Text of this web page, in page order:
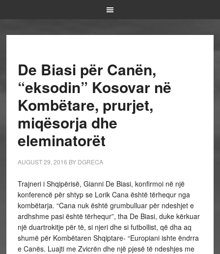
De Biasi për Canën,
“eksodin” Kosovar në
Kombëtare, prurjet,
miqësorja dhe
eleminatorët
AUGUST 29, 2016 BY DGRECA
Trajneri i Shqipërisë, Gianni De Biasi, konfirmoi në një
konferencë për shtyp se Lorik Cana është tërhequr nga
kombëtarja. “Cana nuk është grumbulluar për ndeshjet e
ardhshme pasi është tërhequr”, tha De Biasi, duke kërkuar
një duartrokitje për të, si njeri dhe si futbollist, që dha aq
shumë për Kombëtaren Shqiptare- “Europiani ishte ëndrra
e Canës. Luajti me Zvicrën dhe një pjesë të ndeshjes me